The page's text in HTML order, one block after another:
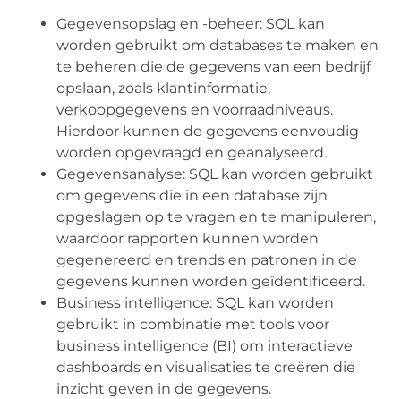
Gegevensopslag en -beheer: SQL kan
worden gebruikt om databases te maken en
te beheren die de gegevens van een bedrijf
opslaan, zoals klantinformatie,
verkoopgegevens en voorraadniveaus.
Hierdoor kunnen de gegevens eenvoudig
worden opgevraagd en geanalyseerd.
Gegevensanalyse: SQL kan worden gebruikt
om gegevens die in een database zijn
opgeslagen op te vragen en te manipuleren,
waardoor rapporten kunnen worden
gegenereerd en trends en patronen in de
gegevens kunnen worden geïdentificeerd.
Business intelligence: SQL kan worden
gebruikt in combinatie met tools voor
business intelligence (BI) om interactieve
dashboards en visualisaties te creëren die
inzicht geven in de gegevens.